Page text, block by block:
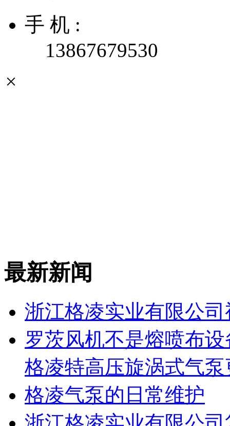
手 机 :
13867679530
×
最新新闻
浙江格凌实业有限公司
罗茨风机不是熔喷布
格凌特高压旋涡式气
格凌气泵的日常维护